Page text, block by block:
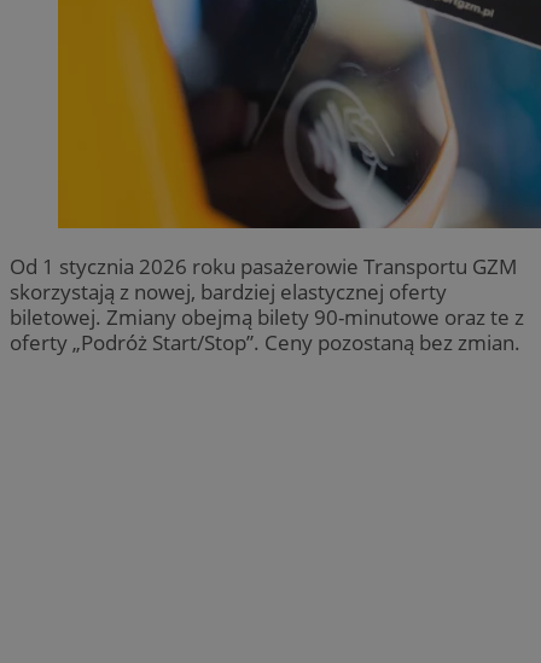
Od 1 stycznia 2026 roku pasażerowie Transportu GZM
skorzystają z nowej, bardziej elastycznej oferty
biletowej. Zmiany obejmą bilety 90-minutowe oraz te z
oferty „Podróż Start/Stop”. Ceny pozostaną bez zmian.